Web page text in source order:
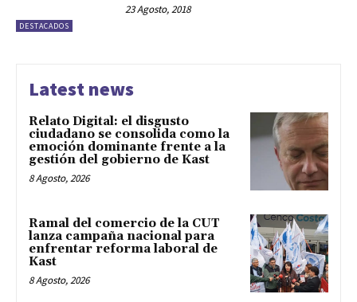
DESTACADOS
23 Agosto, 2018
Latest news
Relato Digital: el disgusto
ciudadano se consolida como la
emoción dominante frente a la
gestión del gobierno de Kast
8 Agosto, 2026
Ramal del comercio de la CUT
lanza campaña nacional para
enfrentar reforma laboral de
Kast
8 Agosto, 2026